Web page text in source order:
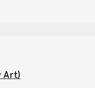
Art)